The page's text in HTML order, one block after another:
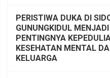
PERISTIWA DUKA DI
GUNUNGKIDUL
PENTINGNYA
KESEHATAN MENTAL
KELUARGA